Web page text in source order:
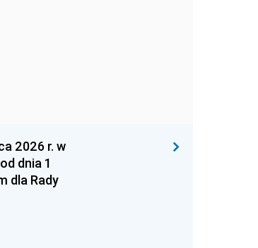
2026 r. w
dnia 1
dla Rady